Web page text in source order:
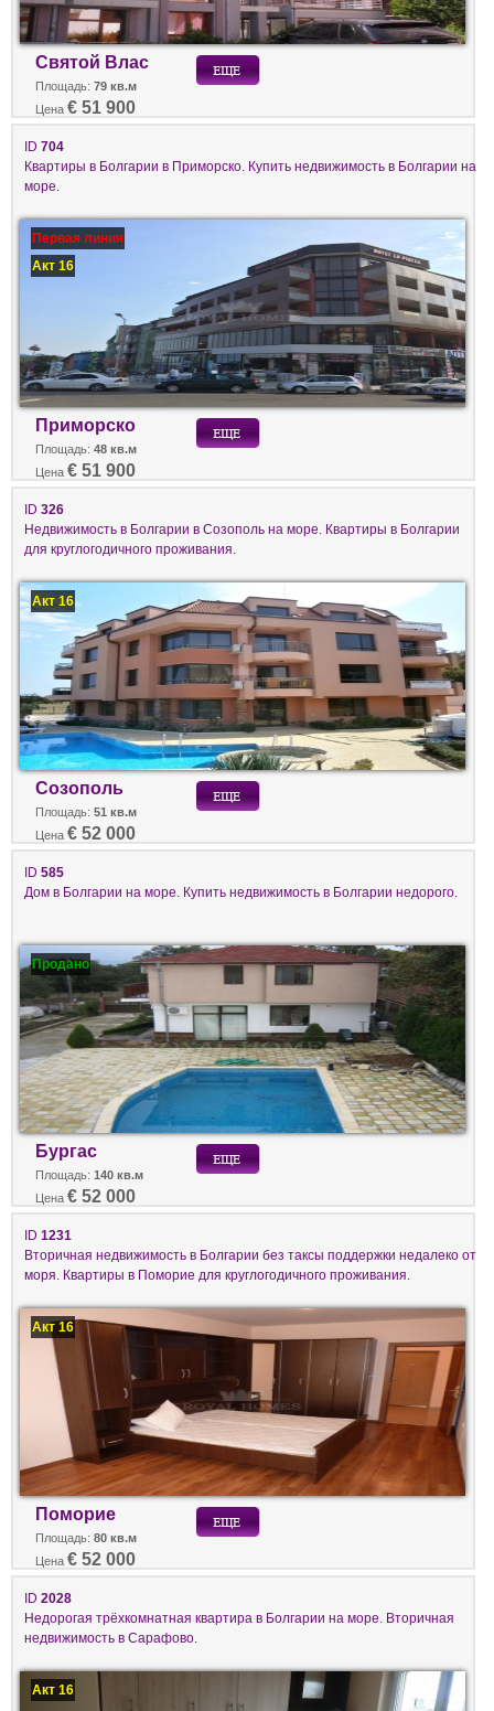
Святой Влас
Площадь: 79 кв.м
Цена € 51 900
ID 704
Квартиры в Болгарии в Приморско. Купить недвижимость в Болгарии на
море.
Первая линия
Акт 16
Приморско
Площадь: 48 кв.м
Цена € 51 900
ID 326
Недвижимость в Болгарии в Созополь на море. Квартиры в Болгарии
для круглогодичного проживания.
Акт 16
Созополь
Площадь: 51 кв.м
Цена € 52 000
ID 585
Дом в Болгарии на море. Купить недвижимость в Болгарии недорого.
Продано
Бургас
Площадь: 140 кв.м
Цена € 52 000
ID 1231
Вторичная недвижимость в Болгарии без таксы поддержки недалеко от
моря. Квартиры в Поморие для круглогодичного проживания.
Акт 16
Поморие
Площадь: 80 кв.м
Цена € 52 000
ID 2028
Недорогая трёхкомнатная квартира в Болгарии на море. Вторичная
недвижимость в Сарафово.
Акт 16